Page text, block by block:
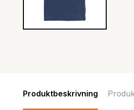
Produktbeskrivning